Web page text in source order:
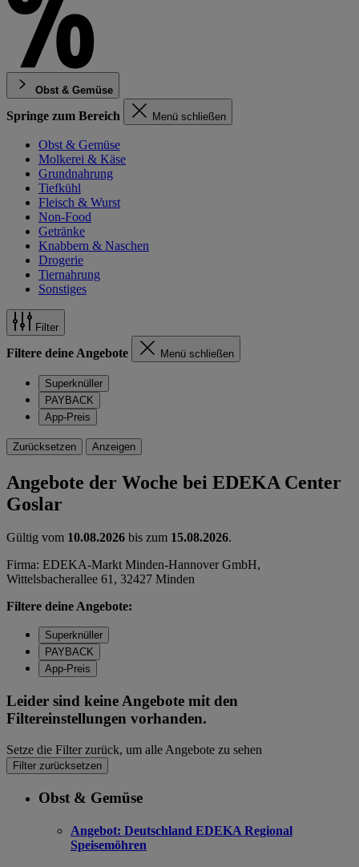
Obst & Gemüse
Springe zum Bereich Menü schließen
Obst & Gemüse
Molkerei & Käse
Grundnahrung
Tiefkühl
Fleisch & Wurst
Non-Food
Getränke
Knabbern & Naschen
Drogerie
Tiernahrung
Sonstiges
Filter
Filtere deine Angebote Menü schließen
Superknüller
PAYBACK
App-Preis
Zurücksetzen Anzeigen
Angebote der Woche bei EDEKA Center
Goslar
Gültig vom 10.08.2026 bis zum 15.08.2026.
Firma: EDEKA-Markt Minden-Hannover GmbH,
Wittelsbacherallee 61, 32427 Minden
Filtere deine Angebote:
Superknüller
PAYBACK
App-Preis
Leider sind keine Angebote mit den
Filtereinstellungen vorhanden.
Setze die Filter zurück, um alle Angebote zu sehen
Filter zurücksetzen
Obst & Gemüse
Angebot: Deutschland EDEKA Regional
Speisemöhren